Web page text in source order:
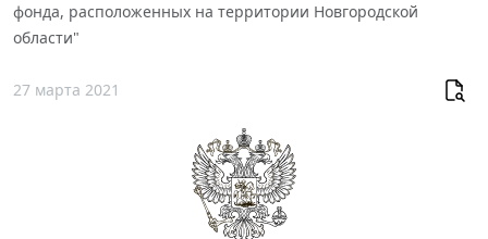
фонда, расположенных на территории Новгородской
области"
27 марта 2021